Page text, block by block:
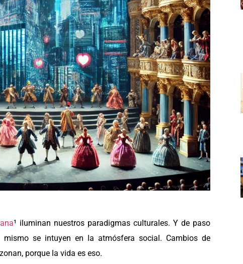
¹ iluminan nuestros paradigmas culturales. Y de paso
se intuyen en la atmósfera social. Cambios de
porque la vida es eso.